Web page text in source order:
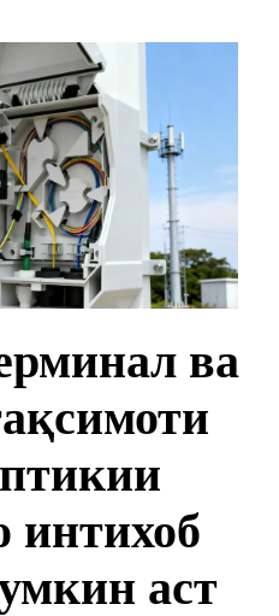
ва
интихоб
аст